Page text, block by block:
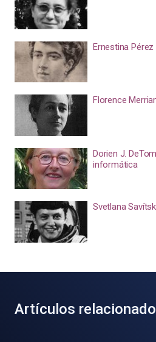
Ernestina
Florence
Dorien J.
informática
Svetlana
Artículos